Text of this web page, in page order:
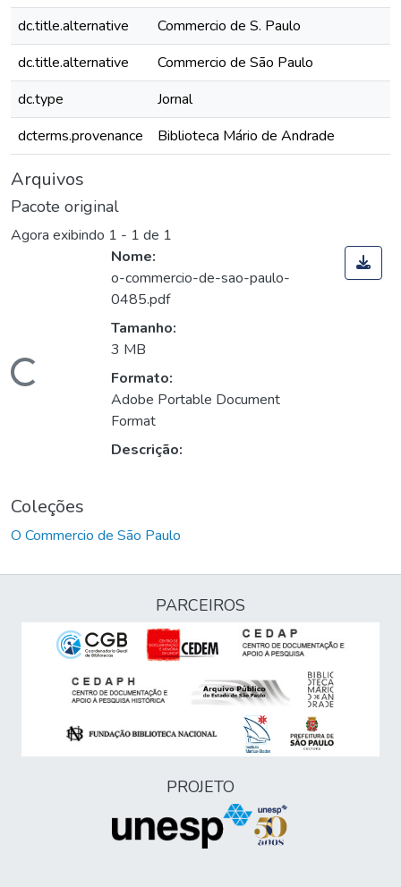
dc.title.alternative
Commercio de S. Paulo
dc.title.alternative
Commercio de São Paulo
dc.type
Jornal
dcterms.provenance
Biblioteca Mário de Andrade
Arquivos
Pacote original
Agora exibindo 1 - 1 de 1
Carregando...
Nome:
o-commercio-de-sao-paulo-
0485.pdf
Tamanho:
3 MB
Formato:
Adobe Portable Document
Format
Descrição:
Coleções
O Commercio de São Paulo
PARCEIROS
PROJETO